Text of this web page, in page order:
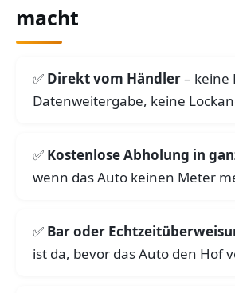
macht
Direkt vom Händler– keine
Datenweitergabe, keine
Kostenlose Abholung in
wenn das Auto keinen Meter
Bar oder
ist da, bevor das Auto den Hof